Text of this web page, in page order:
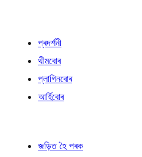
প্ৰদৰ্শনী
থীমবোৰ
প্লাগিনবোৰ
আৰ্হিবোৰ
জড়িত হৈ পৰক